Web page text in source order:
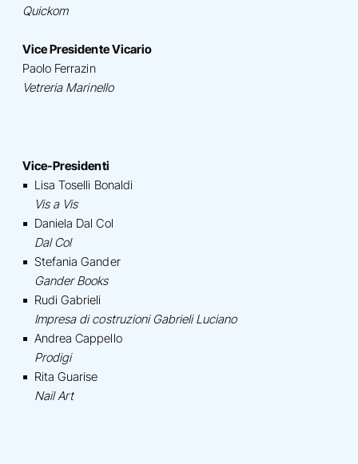
Quickom
Vice Presidente Vicario
Paolo Ferrazin
Vetreria Marinello
Vice-Presidenti
Lisa Toselli Bonaldi
Vis a Vis
Daniela Dal Col
Dal Col
Stefania Gander
Gander Books
Rudi Gabrieli
Impresa di costruzioni Gabrieli Luciano
Andrea Cappello
Prodigi
Rita Guarise
Nail Art